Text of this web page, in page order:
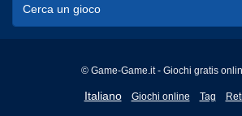
© Game-Game.it - Giochi gratis
Italiano
English
Giochi online Tag